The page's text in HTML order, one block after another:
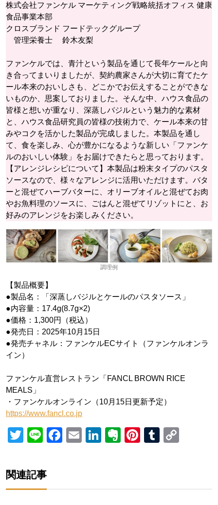
株式会社ファンケル マーケティング戦略統括オフィス 健康
食品事業本部
クロスブランド フードテックグループ
管理栄養士 鈴木友梨
ファンケルでは、青汁という製品を通じて長年ケールと向
き合ってまいりましたが、契約農家さんが大切に育てたケ
ール本来のおいしさも、どこかでお伝えすることができな
いものか、思案しておりました。そんな中、ハウス食品の
皆様と想いが重なり、深蒸しバジルという魅力的な素材
と、ハウス食品研究員の皆様の技術力で、ケール本来の甘
みやコクを活かした製品が完成しました。本製品を通し
て、食を楽しみ、心が豊かになるような新しい「ファンケ
ルのおいしい体験」をお届けできたらと思っております。
【アレンジレシピについて】本製品は粉末タイプのパスタ
ソースなので、様々なアレンジに活用いただけます。バタ
ーと混ぜてハーブバターに、オリーブオイルと混ぜてお肉
やお魚料理のソースに、ごはんと混ぜてリゾットにと、お
好みのアレンジをお楽しみください。
調理例
【製品概要】
●製品名：「深蒸しバジルとケールのパスタソース」
●内容量：17.4g(8.7g×2)
●価格：1,300円（税込）
●発売日：2025年10月15日
●発売チャネル：ファンケルECサイト（ファンケルオンラ
イン）
ファンケル直営レストラン「FANCL BROWN RICE
MEALS」
・ファンケルオンライン（10月15日更新予定）
https://www.fancl.co.jp
Twitter
LineFacebook
EmailLinkedIn
Evernote
Pinterest
Tumblr
関連記事